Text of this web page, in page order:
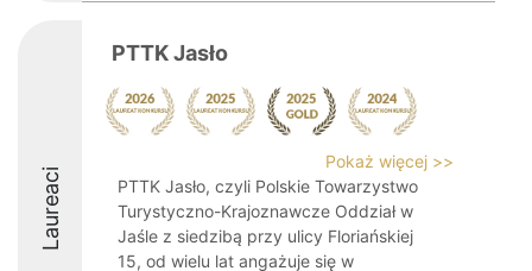
Laureaci
PTTK Jasło
Pokaż więcej >>
PTTK Jasło, czyli Polskie Towarzystwo
Turystyczno-Krajoznawcze Oddział w
Jaśle z siedzibą przy ulicy Floriańskiej
15, od wielu lat angażuje się w